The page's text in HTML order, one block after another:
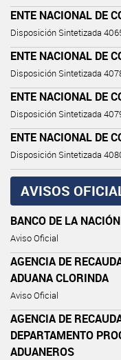
ENTE NACIONAL DE
Disposición Sintetizada
ENTE NACIONAL DE
Disposición Sintetizada
ENTE NACIONAL DE
Disposición Sintetizada
ENTE NACIONAL DE
Disposición Sintetizada
AVISOS
BANCO DE LA
Aviso Oficial
AGENCIA DE
ADUANA CLORINDA
Aviso Oficial
AGENCIA DE
DEPARTAMENTO
ADUANEROS